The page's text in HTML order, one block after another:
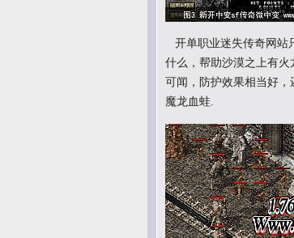
开单职业迷失传奇网站
什么，帮助沙漠之上有
可闻，防护效果相当好
魔龙血蛙.